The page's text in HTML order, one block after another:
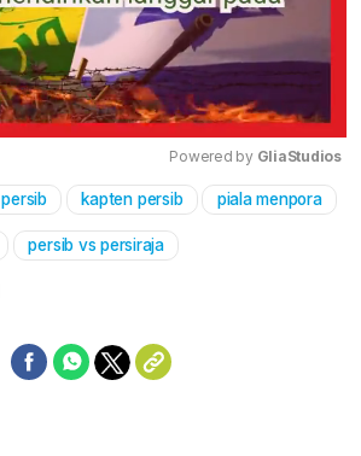
Mute
Powered by GliaStudios
persib kapten persib piala menpora
persib vs persiraja